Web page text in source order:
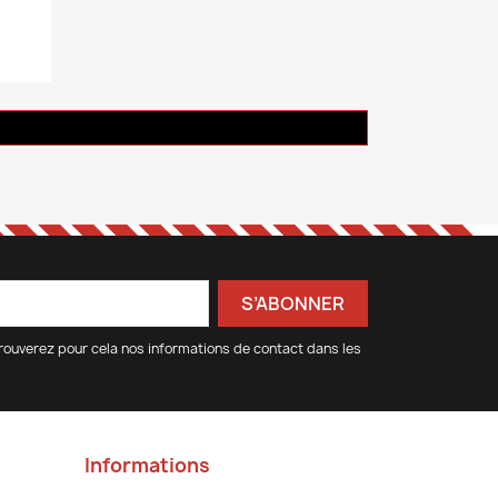
pour cela nos informations de contact dans les
Informations